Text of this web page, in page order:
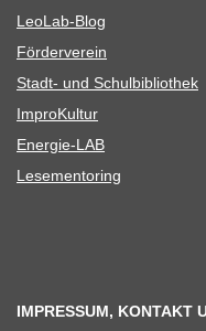
Leo­Lab-Blog
För­der­ver­ein
Stadt- und Schulbibliothek
Impro­Kul­tur
Ener­­gie-LAB
Lese­men­to­ring
IMPRESSUM, KONTAKT